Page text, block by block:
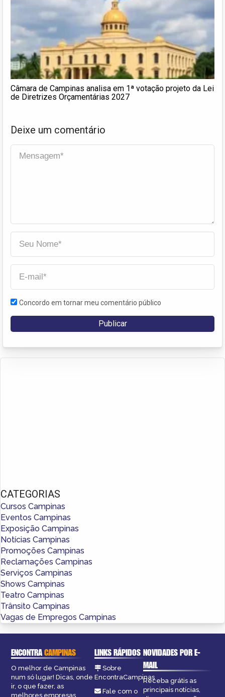
Câmara de Campinas analisa em 1ª votação projeto da Lei
de Diretrizes Orçamentárias 2027
Deixe um comentário
Concordo em tornar meu comentário público
CATEGORIAS
Cursos Campinas
Eventos Campinas
Exposição Campinas
Notícias Campinas
Promoções Campinas
Reclamações Campinas
Serviços Campinas
Shows Campinas
Teatro Campinas
Trânsito Campinas
Vagas de Empregos Campinas
ENCONTRACAMPINAS
O melhor de Campinas
num só lugar! Dicas, onde
ir, o que fazer, as
melhores empresas,
LINKS RÁPIDOS
Sobre
EncontraCampinas
Fale com o
NOVIDADES POR E-
MAIL
Receba grátis as
principais notícias,